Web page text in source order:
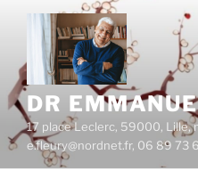
Aller
contenu
principal
DR
17 place Leclerc, 59000, Lille,
e.fleury@nordnet.fr, 06 89 73